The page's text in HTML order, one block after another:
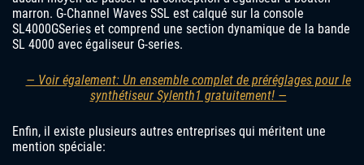
marron. G-Channel Waves SSL est calqué sur la console
SL4000GSeries et comprend une section dynamique de la bande
SL 4000 avec égaliseur G-series.
— Voir également: Un ensemble complet de préréglages pour le
synthétiseur Sylenth1 gratuitement! —
Enfin, il existe plusieurs autres entreprises qui méritent une
mention spéciale: